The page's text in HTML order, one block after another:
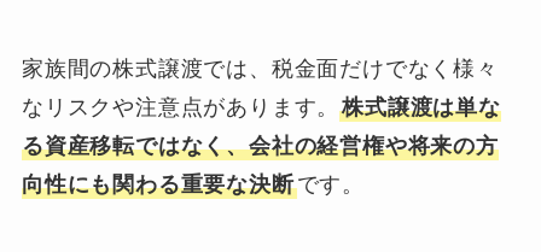
家族間の株式譲渡では、税金面だけでなく様々
なリスクや注意点があります。株式譲渡は単な
る資産移転ではなく、会社の経営権や将来の方
向性にも関わる重要な決断です。